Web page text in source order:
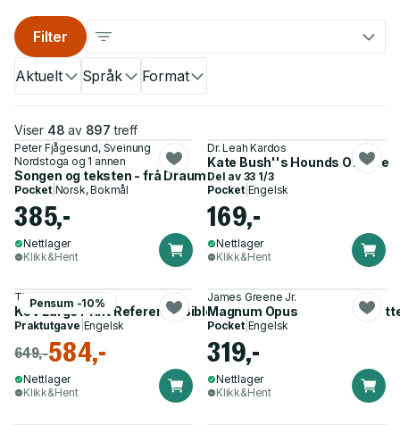
Aktuelt Språk Format
Filter
Viser 48 av 897 treff
Peter Fjågesund, Sveinung
Nordstoga og 1 annen
Songen og teksten - frå Draumkvedet til Dimmu Borgir
Pocket| Norsk, Bokmål
385,-
Nettlager
Klikk&Hent
Dr. Leah Kardos
Kate Bush''s Hounds Of Love
Del av 33 1/3
Pocket| Engelsk
169,-
Nettlager
Klikk&Hent
Pensum -10%
Thomas Nelson
KJV Large Print Reference Bible, Brown Leathersoft, Red
Praktutgave Engelsk
649,-584,-
Nettlager
Klikk&Hent
James Greene Jr.
Magnum Opus
Pocket| Engelsk
319,-
Nettlager
Klikk&Hent